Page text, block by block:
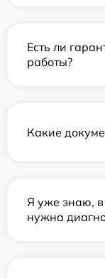
Есть ли
работы?
Какие
Я уже знаю, в
нужна